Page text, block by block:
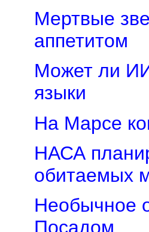
Мертвые
аппетитом
Может ли
языки
На Марсе
НАСА
обитаемых
Необычное
Посадом